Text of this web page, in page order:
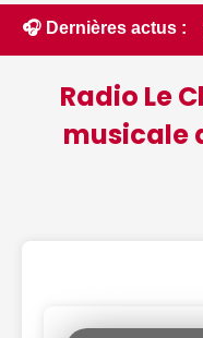
🎧 Dernières actus :
-
Radio Le
musicale